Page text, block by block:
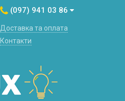
(097) 941 03 86
Доставка та оплата
Контакти